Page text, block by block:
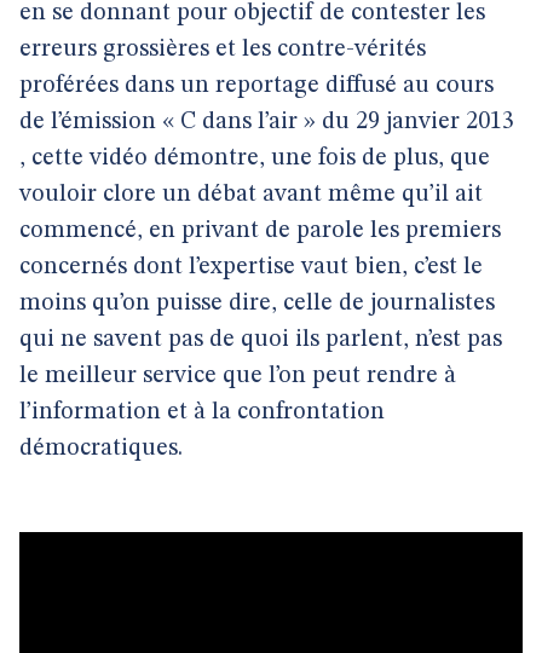
en se donnant pour objectif de contester les
erreurs grossières et les contre-vérités
proférées dans un reportage diffusé au cours
de l’émission « C dans l’air » du 29 janvier 2013
, cette vidéo démontre, une fois de plus, que
vouloir clore un débat avant même qu’il ait
commencé, en privant de parole les premiers
concernés dont l’expertise vaut bien, c’est le
moins qu’on puisse dire, celle de journalistes
qui ne savent pas de quoi ils parlent, n’est pas
le meilleur service que l’on peut rendre à
l’information et à la confrontation
démocratiques.